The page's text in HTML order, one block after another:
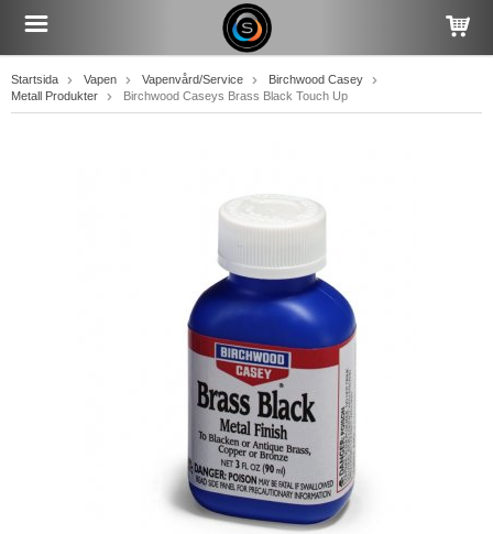
Startsida Vapen Vapenvård/Service
Birchwood Casey
Metall Produkter
Birchwood Caseys Brass Black Touch Up